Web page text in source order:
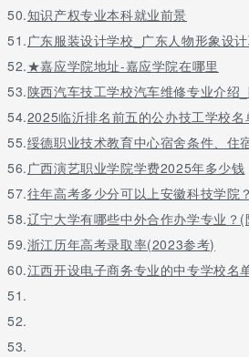
50.知识产权专业本科就业前景
51.广东服装设计学校_广东人物形象设
52.★嘉应学院地址-嘉应学院在哪里
53.陕西汽车技工学校汽车维修专业介绍
54.2025临沂排名前五的公办技工学校名
55.绥德职业技术教育中心宿舍条件、住
56.广西演艺职业学院学费2025年多少钱
57.往年高考多少分可以上安徽科技学院
58.辽宁大学有哪些中外合作办学专业？(
59.浙江历年高考录取率(2023参考)
60.江西开设电子商务专业的中专学校名
51.
52.
53.